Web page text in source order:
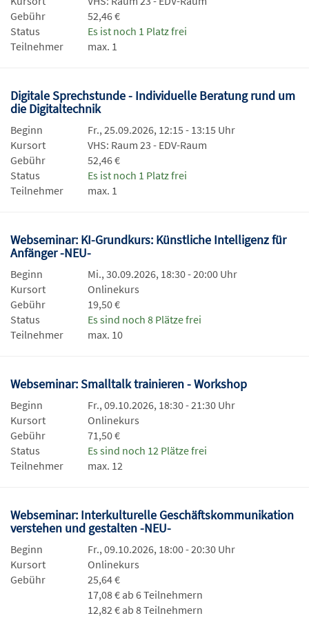
Gebühr
52,46 €
Status
Es ist noch 1 Platz frei
Teilnehmer
max. 1
Digitale Sprechstunde - Individuelle Beratung rund um
die Digitaltechnik
Beginn
Fr., 25.09.2026, 12:15 - 13:15 Uhr
Kursort
VHS: Raum 23 - EDV-Raum
Gebühr
52,46 €
Status
Es ist noch 1 Platz frei
Teilnehmer
max. 1
Webseminar: KI-Grundkurs: Künstliche Intelligenz für
Anfänger -NEU-
Beginn
Mi., 30.09.2026, 18:30 - 20:00 Uhr
Kursort
Onlinekurs
Gebühr
19,50 €
Status
Es sind noch 8 Plätze frei
Teilnehmer
max. 10
Webseminar: Smalltalk trainieren - Workshop
Beginn
Fr., 09.10.2026, 18:30 - 21:30 Uhr
Kursort
Onlinekurs
Gebühr
71,50 €
Status
Es sind noch 12 Plätze frei
Teilnehmer
max. 12
Webseminar: Interkulturelle Geschäftskommunikation
verstehen und gestalten -NEU-
Beginn
Fr., 09.10.2026, 18:00 - 20:30 Uhr
Kursort
Onlinekurs
Gebühr
25,64 €
17,08 € ab 6 Teilnehmern
12,82 € ab 8 Teilnehmern